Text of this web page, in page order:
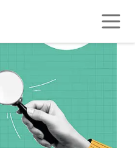
LVG GOES DIGITAL – WILLKOMMEN